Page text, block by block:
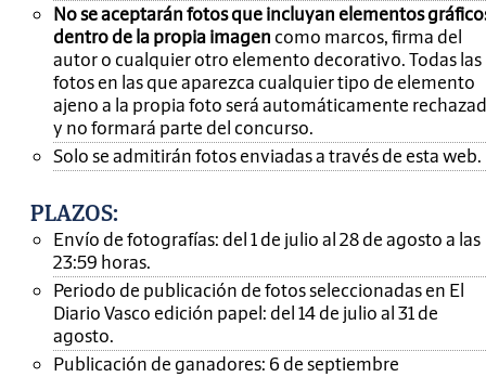
No se aceptarán fotos que incluyan elementos
dentro de la propia imagen como marcos, firma del
autor o cualquier otro elemento decorativo. Todas las
fotos en las que aparezca cualquier tipo de elemento
ajeno a la propia foto será automáticamente
y no formará parte del concurso.
Solo se admitirán fotos enviadas a través de esta web.
PLAZOS:
Envío de fotografías: del 1 de julio al 28 de agosto a las
23:59 horas.
Periodo de publicación de fotos seleccionadas en El
Diario Vasco edición papel: del 14 de julio al 31 de
agosto.
Publicación de ganadores: 6 de septiembre